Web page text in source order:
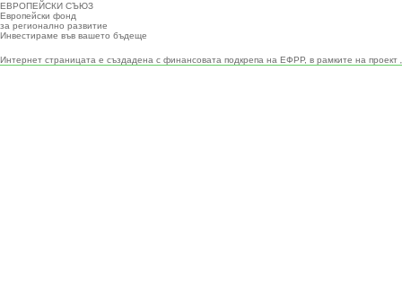
ЕВРОПЕЙСКИ СЪЮЗ
Европейски фонд
за регионално развитие
Инвестираме във вашето бъдеще
Интернет страницата е създадена с финансовата подкрепа на ЕФРР, в рамките на